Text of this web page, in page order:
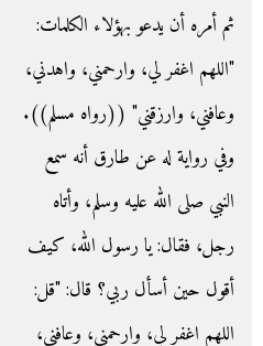
ثم أمره أن يدعو بهؤلاء الكلمات‏:‏
‏"‏اللهم اغفر لي، وارحمني، واهدني،
وعافني، وارزقني‏"‏ ‏(‏‏(‏رواه مسلم‏)‏‏)‏‏.‏
وفي رواية له عن طارق أنه سمع
النبي صلى الله عليه وسلم، وأتاه
رجل، فقال‏:‏ يا رسول الله، كيف
أقول حين أسأل ربي‏؟‏ قال‏:‏ ‏"‏قل‏:‏
اللهم اغفر لي، وارحمني، وعافني،